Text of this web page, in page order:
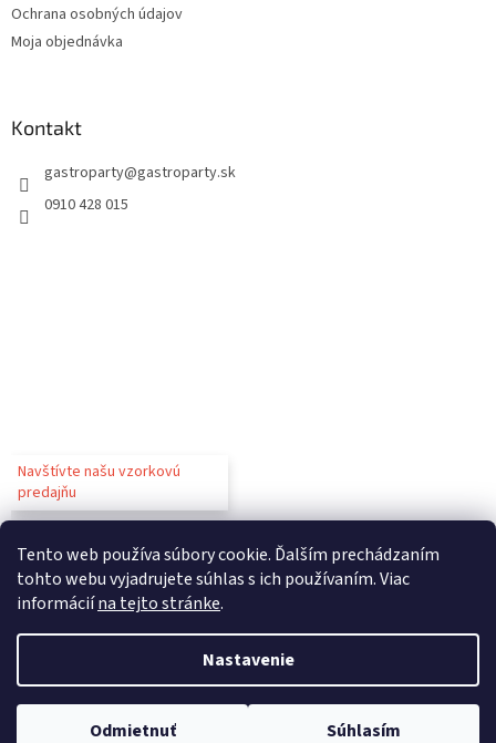
Tento web používa súbory cookie. Ďalším prechádzaním
tohto webu vyjadrujete súhlas s ich používaním. Viac
informáciína tejto stránke.
Nastavenie
Odmietnuť Súhlasím
Ochrana osobných údajov
Moja objednávka
Kontakt
gastroparty@gastroparty.sk
0910 428 015
Navštívte našu vzorkovú
predajňu
Copyright 2026Gastroparty. Všetky práva vyhradené.Upraviť